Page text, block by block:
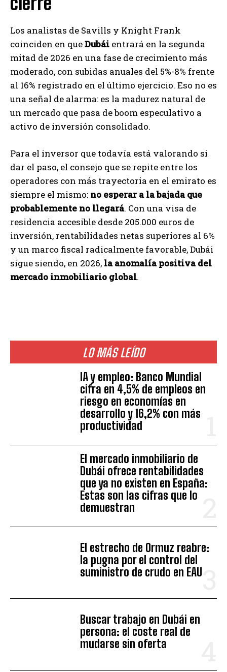
LO MÁS LEÍDO
IA y empleo: Banco Mundial
cifra en 4,5% de empleos en
riesgo en economías en
desarrollo y 16,2% con más
productividad
El mercado inmobiliario de
Dubái ofrece rentabilidades
que ya no existen en España:
Estas son las cifras que lo
demuestran
El estrecho de Ormuz reabre:
la pugna por el control del
suministro de crudo en EAU
Buscar trabajo en Dubái en
persona: el coste real de
mudarse sin oferta
Los analistas de Savills y Knight Frank
coinciden en queDubái entrará en la segunda
mitad de 2026 en una fase de crecimiento más
moderado, con subidas anuales del 5%-8% frente
al 16% registrado en el último ejercicio. Eso no es
una señal de alarma: es la madurez natural de
un mercado que pasa de boom especulativo a
activo de inversión consolidado.
Para el inversor que todavía está valorando si
dar el paso, el consejo que se repite entre los
operadores con más trayectoria en el emirato es
siempre el mismo: no esperar a la bajada que
probablemente no llegará. Con una visa de
residencia accesible desde 205.000 euros de
inversión, rentabilidades netas superiores al 6%
y un marco fiscal radicalmente favorable, Dubái
sigue siendo, en 2026, la anomalía positiva del
mercado inmobiliario global.